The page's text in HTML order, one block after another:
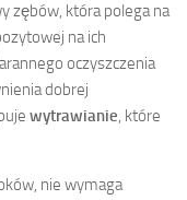
zębów, która polega na
na ich
oczyszczenia
dobrej
wytrawianie, które
nie wymaga